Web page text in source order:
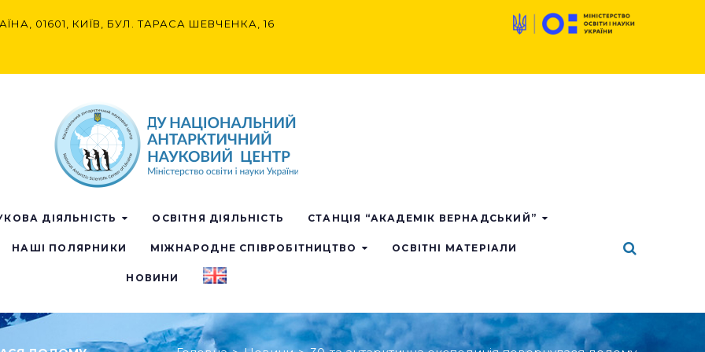
01601, КИЇВ, БУЛ. ТАРАСА ШЕВЧЕНКА, 16
ДІЯЛЬНІСТЬ ОСВІТНЯ ДІЯЛЬНІСТЬ СТАНЦІЯ “АКАДЕМІК ВЕРНАДСЬКИЙ”
НАШІ ПОЛЯРНИКИ МІЖНАРОДНЕ СПІВРОБІТНИЦТВО ОСВІТНІ МАТЕРІАЛИ
НОВИНИ